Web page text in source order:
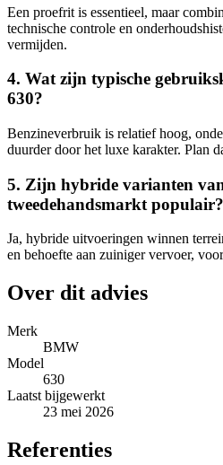
Een proefrit is essentieel, maar
technische controle en
vermijden.
4. Wat zijn typische
630?
Benzineverbruik is relatief hoog,
duurder door het luxe karakter. Plan
5. Zijn hybride varianten
tweedehandsmarkt populair?
Ja, hybride uitvoeringen winnen
en behoefte aan zuiniger vervoer,
Over dit advies
Merk
BMW
Model
630
Laatst bijgewerkt
23 mei 2026
Referenties